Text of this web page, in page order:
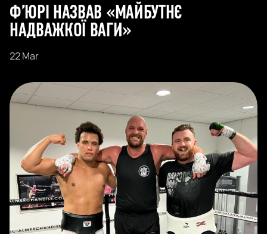
Ф’ЮРІ НАЗВАВ «МАЙБУТНЄ
НАДВАЖКОЇ ВАГИ»
22 Mar